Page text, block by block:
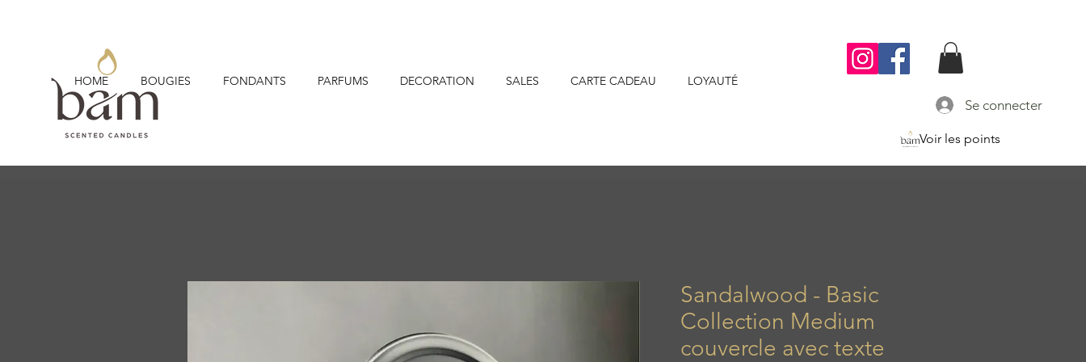
HOME BOUGIES FONDANTS PARFUMS DECORATION SALES CARTE CADEAU LOYAUTÉ
Se connecter
Voir les points
Sandalwood - Basic
Collection Medium
couvercle avec texte